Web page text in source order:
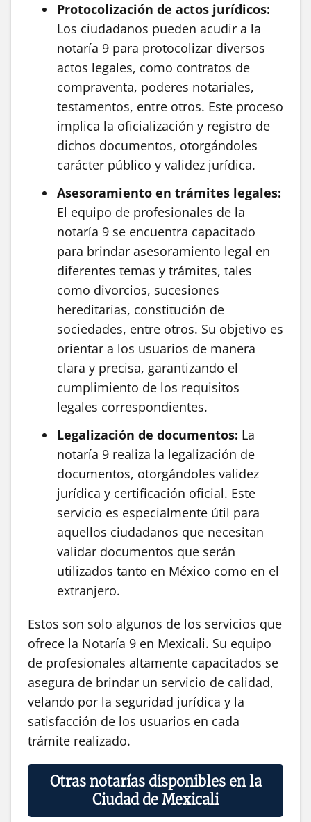
Protocolización de actos jurídicos:
Los ciudadanos pueden acudir a la
notaría 9 para protocolizar diversos
actos legales, como contratos de
compraventa, poderes notariales,
testamentos, entre otros. Este proceso
implica la oficialización y registro de
dichos documentos, otorgándoles
carácter público y validez jurídica.
Asesoramiento en trámites legales:
El equipo de profesionales de la
notaría 9 se encuentra capacitado
para brindar asesoramiento legal en
diferentes temas y trámites, tales
como divorcios, sucesiones
hereditarias, constitución de
sociedades, entre otros. Su objetivo es
orientar a los usuarios de manera
clara y precisa, garantizando el
cumplimiento de los requisitos
legales correspondientes.
Legalización de documentos: La
notaría 9 realiza la legalización de
documentos, otorgándoles validez
jurídica y certificación oficial. Este
servicio es especialmente útil para
aquellos ciudadanos que necesitan
validar documentos que serán
utilizados tanto en México como en el
extranjero.
Estos son solo algunos de los servicios que
ofrece la Notaría 9 en Mexicali. Su equipo
de profesionales altamente capacitados se
asegura de brindar un servicio de calidad,
velando por la seguridad jurídica y la
satisfacción de los usuarios en cada
trámite realizado.
Otras notarías disponibles en la
Ciudad de Mexicali